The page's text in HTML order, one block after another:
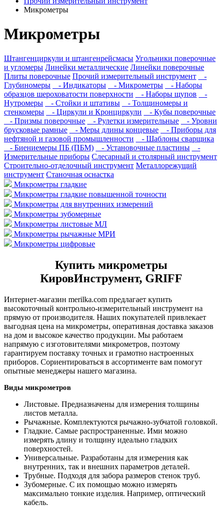
Микрометры
Микрометры
Штангенциркули и штангенрейсмасы Угольники поверочные
и угломеры Линейки металлические Линейки поверочные
Плиты поверочные Прочий измерительный инструмент
-
Глубиномеры
- Индикаторы - Микрометры
- Наборы
образцов шероховатости поверхности
- Наборы щупов
-
Нутромеры
- Стойки и штативы
- Толщиномеры и
стенкомеры
- Циркули и Кронциркули
- Кубы поверочные
- Призмы поверочные
- Рулетки измерительные
- Уровни
брусковые рамные
- Меры длины концевые
- Приборы для
нефтяной и газовой промышленности
- Шаблоны сварщика
- Биениемеры ПБ (ПБМ)
- Установочные пластины
-
Измерительные приборы Слесарный и столярный инструмент
Строительно-отделочный инструмент Металлорежущий
инструмент Станочная оснастка
Микрометры гладкие
Микрометры гладкие повышенной точности
Микрометры для внутренних измерений
Микрометры зубомерные
Микрометры листовые МЛ
Микрометры рычажные МРИ
Микрометры цифровые
Купить микрометры
КировИнструмент, GRIFF
Интернет-магазин merilka.com предлагает купить
высокоточный контрольно-измерительный инструмент на
прямую от производителя. Наших покупателей привлекает
выгодная цена на микрометры, оперативная доставка заказов
на дом и высокое качество продукции. Мы работаем
напрямую с изготовителями микрометров, поэтому
гарантируем поставку точных и грамотно настроенных
приборов. Сориентироваться в ассортименте вам помогут
опытные менеджеры нашего магазина.
Виды микрометров
Листовые. Предназначены для измерения толщины
листов металла.
Рычажные. Комплектуются рычажно-зубчатой головкой.
Гладкие. Самые распространенные. Ими можно
измерять длину и толщину идеально гладких
поверхностей.
Универсальные. Разработаны для измерения как
внутренних, так и внешних параметров деталей.
Трубные. Подходя для забора размеров стенок труб.
Зубомерные. С их помощью можно измерять
максимально тонкие изделия. Например, оптический
кабель.